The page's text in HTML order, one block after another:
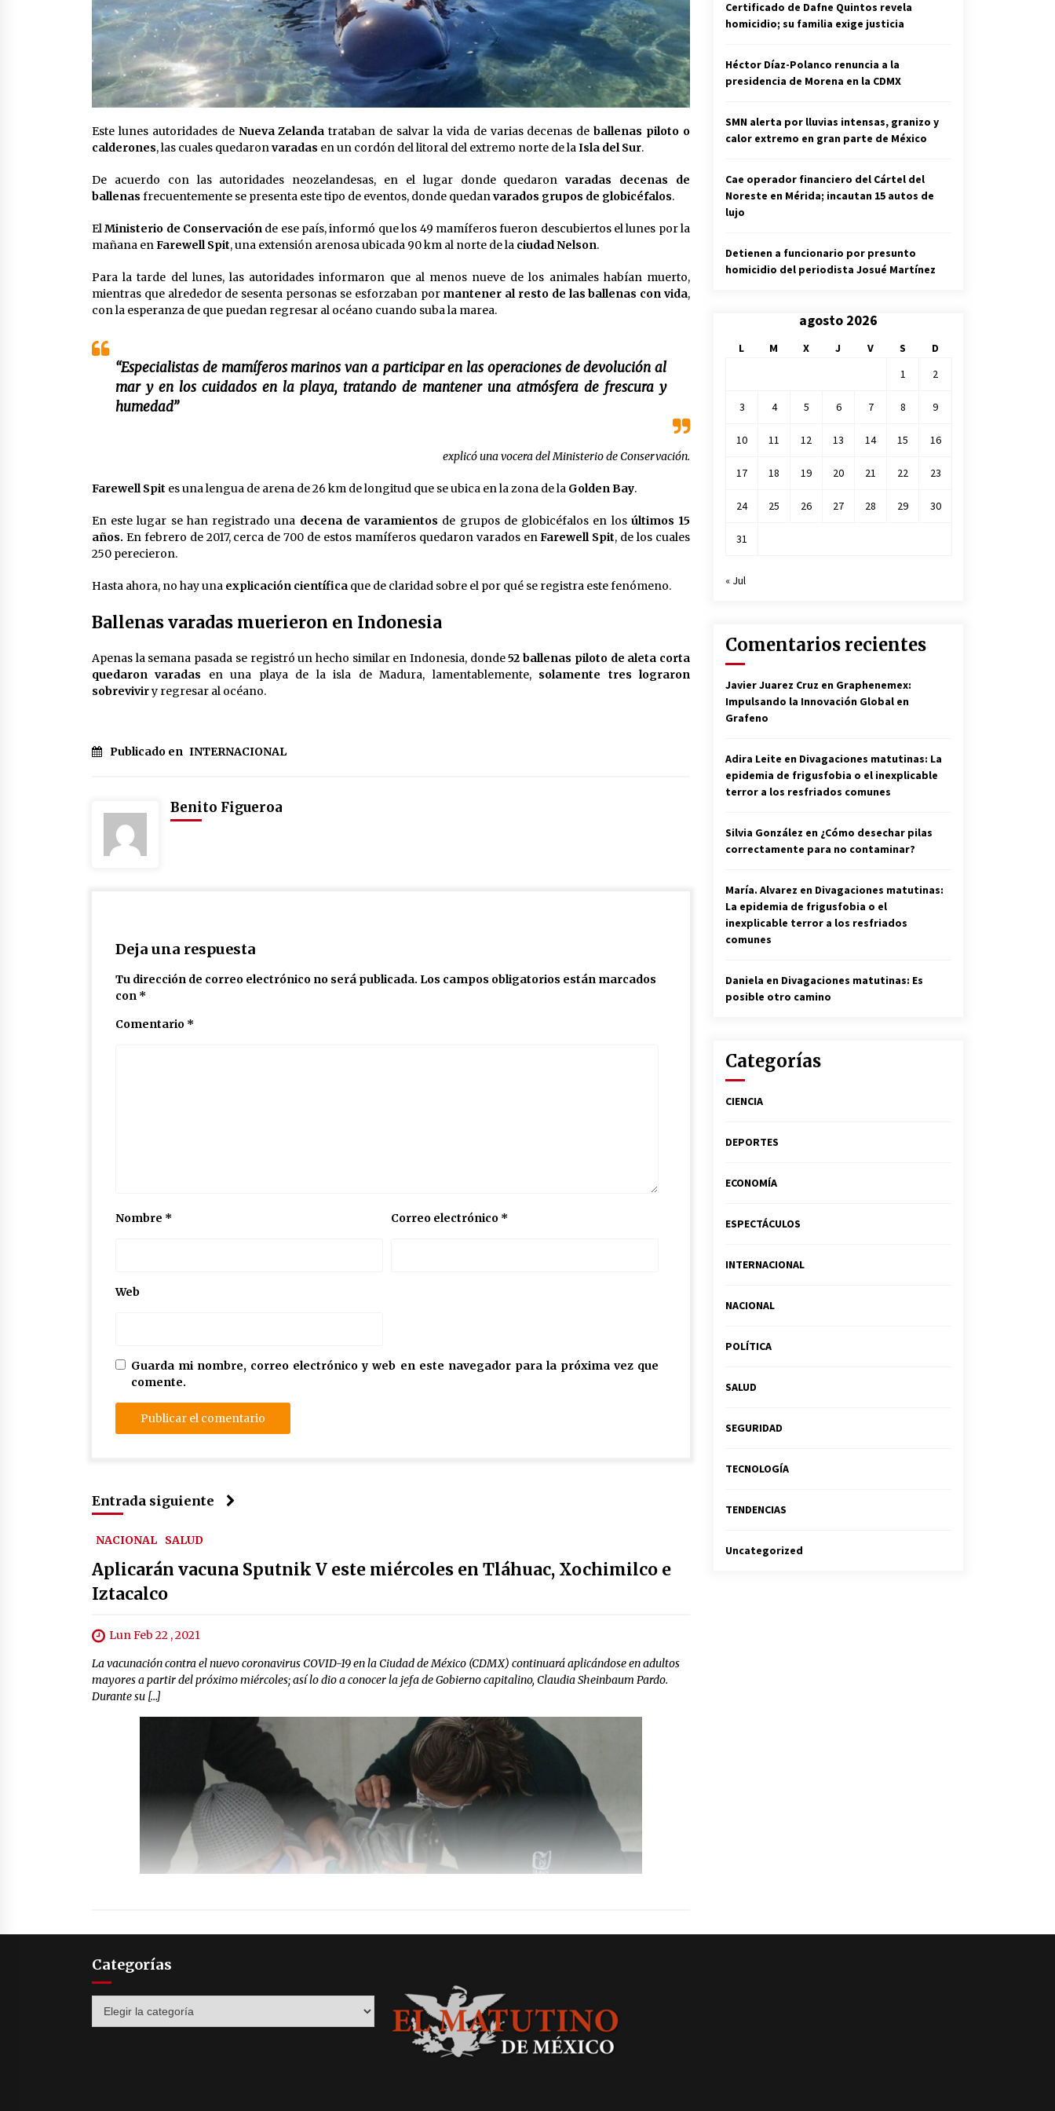
Este lunes autoridades de Nueva Zelandatrataban de salvar la vida de varias decenas deballenas piloto o
calderones, las cuales quedaronvaradas en un cordón del litoral del extremo norte de laIsla del Sur.
De acuerdo con las autoridades neozelandesas, en el lugar donde quedaronvaradas decenas de
ballenas frecuentemente se presenta este tipo de eventos, donde quedanvarados grupos de globicéfalos.
ElMinisterio de Conservación de ese país, informó que los 49 mamíferos fueron descubiertos el lunes por la
mañana enFarewell Spit, una extensión arenosa ubicada 90 km al norte de la ciudad Nelson.
Para la tarde del lunes, las autoridades informaron que al menos nueve de los animales habían muerto,
mientras que alrededor de sesenta personas se esforzaban por mantener al resto de las ballenas con vida,
con la esperanza de que puedan regresar al océano cuando suba la marea.
“Especialistas de mamíferos marinos van a participar en las operaciones de devolución al
mar y en los cuidados en la playa, tratando de mantener una atmósfera de frescura y
humedad”
explicó una vocera del Ministerio de Conservación.
Farewell Spit es una lengua de arena de 26 km de longitud que se ubica en la zona de la Golden Bay.
En este lugar se han registrado una decena de varamientos de grupos de globicéfalos en los últimos 15
años. En febrero de 2017, cerca de 700 de estos mamíferos quedaron varados enFarewell Spit, de los cuales
250 perecieron.
Hasta ahora, no hay una explicación científica que de claridad sobre el por qué se registra este fenómeno.
Ballenas varadas muerieron en Indonesia
Apenas la semana pasada se registró un hecho similar en Indonesia, donde52 ballenas piloto de aleta corta
quedaron varadas en una playa de la isla de Madura, lamentablemente, solamente tres lograron
sobreviviry regresar al océano.
Publicado en INTERNACIONAL
Benito Figueroa
Deja una respuesta
Tu dirección de correo electrónico no será publicada. Los campos obligatorios están marcados
con *
Comentario *
Nombre * Correo electrónico *
Web
Guarda mi nombre, correo electrónico y web en este navegador para la próxima vez que
comente.
Entrada siguiente
NACIONAL SALUD
Aplicarán vacuna Sputnik V este miércoles en Tláhuac, Xochimilco e
Iztacalco
Lun Feb 22 , 2021
La vacunación contra el nuevo coronavirus COVID-19 en la Ciudad de México (CDMX) continuará aplicándose en adultos
mayores a partir del próximo miércoles; así lo dio a conocer la jefa de Gobierno capitalino, Claudia Sheinbaum Pardo.
Durante su […]
Certificado de Dafne Quintos revela
homicidio; su familia exige justicia
Héctor Díaz-Polanco renuncia a la
presidencia de Morena en la CDMX
SMN alerta por lluvias intensas, granizo y
calor extremo en gran parte de México
Cae operador financiero del Cártel del
Noreste en Mérida; incautan 15 autos de
lujo
Detienen a funcionario por presunto
homicidio del periodista Josué Martínez
agosto 2026
L M X J V S
D
1
2
3 4 5 6 7 8 9
10 11 12 13 14 15 16
17 18 19 20 21 22 23
24 25 26 27 28 29 30
31
« Jul
Comentarios recientes
Javier Juarez Cruz en Graphenemex:
Impulsando la Innovación Global en
Grafeno
Adira Leite en Divagaciones matutinas: La
epidemia de frigusfobia o el inexplicable
terror a los resfriados comunes
Silvia González en ¿Cómo desechar pilas
correctamente para no contaminar?
María. Alvarez en Divagaciones matutinas:
La epidemia de frigusfobia o el
inexplicable terror a los resfriados
comunes
Daniela en Divagaciones matutinas: Es
posible otro camino
Categorías
CIENCIA
DEPORTES
ECONOMÍA
ESPECTÁCULOS
INTERNACIONAL
NACIONAL
POLÍTICA
SALUD
SEGURIDAD
TECNOLOGÍA
TENDENCIAS
Uncategorized
Categorías